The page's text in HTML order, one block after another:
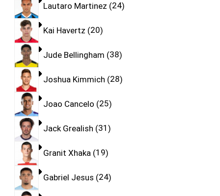
Lautaro Martinez 24
Kai Havertz 20
Jude Bellingham 38
Joshua Kimmich 28
Joao Cancelo 25
Jack Grealish 31
Granit Xhaka 19
Gabriel Jesus 24